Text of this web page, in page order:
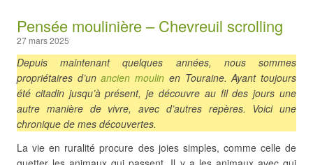
Pensée moulinière – Chevreuil scrolling
27 mars 2025
Depuis maintenant quelques années, nous sommes
propriétaires d’unancien moulin en Touraine. Ayant toujours
été citadin jusqu’à présent, je découvre au fil des jours une
autre manière de vivre, avec d’autres repères. Voici une
chronique de mes découvertes.
La vie en ruralité procure des joies simples, comme celle de